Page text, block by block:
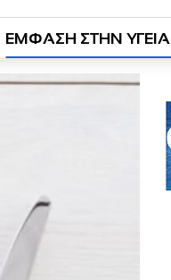
ΕΜΦΑΣΗ ΣΤΗΝ ΥΓΕΙΑ